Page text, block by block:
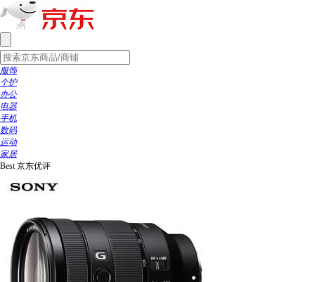
服饰
个护
办公
电器
手机
数码
运动
家居
Best 京东优评